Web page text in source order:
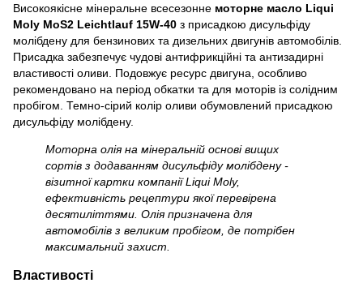
Високоякісне мінеральне всесезонне моторне масло Liqui
Moly MoS2 Leichtlauf 15W-40 з присадкою дисульфіду
молібдену для бензинових та дизельних двигунів автомобілів.
Присадка забезпечує чудові антифрикційні та антизадирні
властивості оливи. Подовжує ресурс двигуна, особливо
рекомендовано на період обкатки та для моторів із солідним
пробігом. Темно-сірий колір оливи обумовлений присадкою
дисульфіду молібдену.
Моторна олія на мінеральній основі вищих
сортів з додаванням дисульфіду молібдену -
візитної картки компанії Liqui Moly,
ефективність рецептури якої перевірена
десятиліттями. Олія призначена для
автомобілів з великим пробігом, де потрібен
максимальний захист.
Властивості